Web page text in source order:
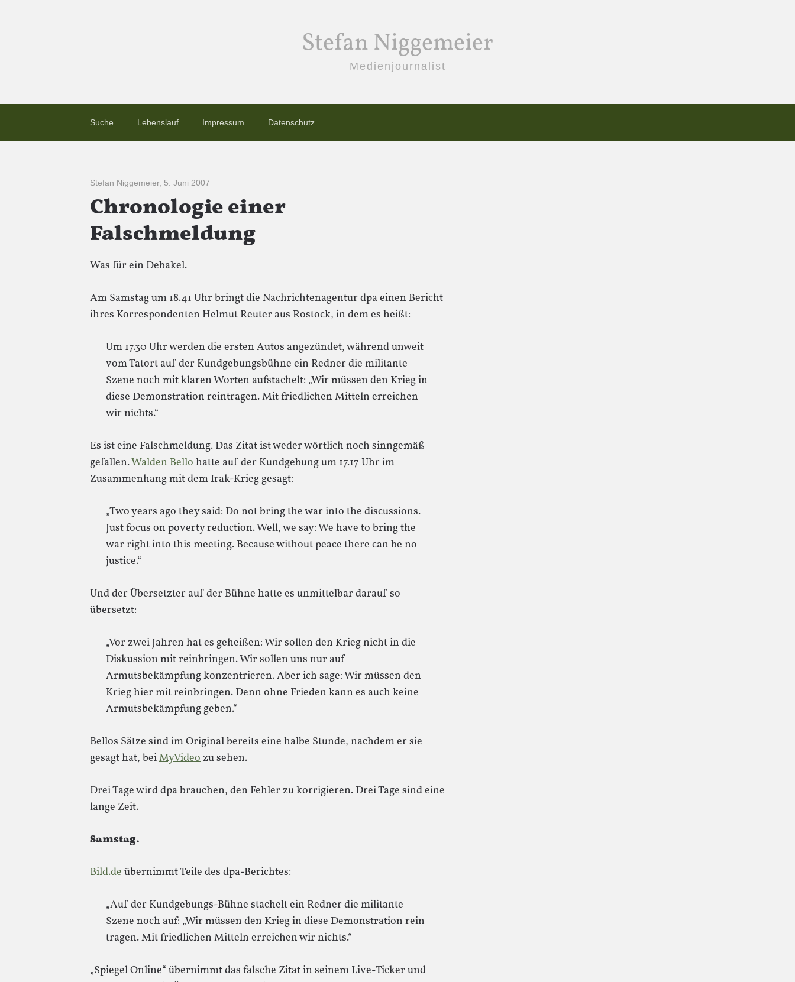
Stefan Niggemeier
Medienjournalist
Suche Lebenslauf Impressum Datenschutz
Stefan Niggemeier, 5. Juni 2007
Chronologie einer
Falschmeldung
Was für ein Debakel.
Am Samstag um 18.41 Uhr bringt die Nachrichtenagentur dpa einen Bericht
ihres Korrespondenten Helmut Reuter aus Rostock, in dem es heißt:
Um 17.30 Uhr werden die ersten Autos angezündet, während unweit
vom Tatort auf der Kundgebungsbühne ein Redner die militante
Szene noch mit klaren Worten aufstachelt: „Wir müssen den Krieg in
diese Demonstration reintragen. Mit friedlichen Mitteln erreichen
wir nichts.“
Es ist eine Falschmeldung. Das Zitat ist weder wörtlich noch sinngemäß
gefallen.Walden Bellohatte auf der Kundgebung um 17.17 Uhr im
Zusammenhang mit dem Irak-Krieg gesagt:
„Two years ago they said: Do not bring the war into the discussions.
Just focus on poverty reduction. Well, we say: We have to bring the
war right into this meeting. Because without peace there can be no
justice.“
Und der Übersetzter auf der Bühne hatte es unmittelbar darauf so
übersetzt:
„Vor zwei Jahren hat es geheißen: Wir sollen den Krieg nicht in die
Diskussion mit reinbringen. Wir sollen uns nur auf
Armutsbekämpfung konzentrieren. Aber ich sage: Wir müssen den
Krieg hier mit reinbringen. Denn ohne Frieden kann es auch keine
Armutsbekämpfung geben.“
Bellos Sätze sind im Original bereits eine halbe Stunde, nachdem er sie
gesagt hat, beiMyVideo zu sehen.
Drei Tage wird dpa brauchen, den Fehler zu korrigieren. Drei Tage sind eine
lange Zeit.
Samstag.
Bild.deübernimmt Teile des dpa-Berichtes:
„Auf der Kundgebungs-Bühne stachelt ein Redner die militante
Szene noch auf: „Wir müssen den Krieg in diese Demonstration rein
tragen. Mit friedlichen Mitteln erreichen wir nichts.“
„Spiegel Online“ übernimmt das falsche Zitat in seinem Live-Ticker und